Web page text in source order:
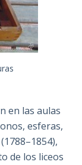
en las aulas
esferas,
de los liceos